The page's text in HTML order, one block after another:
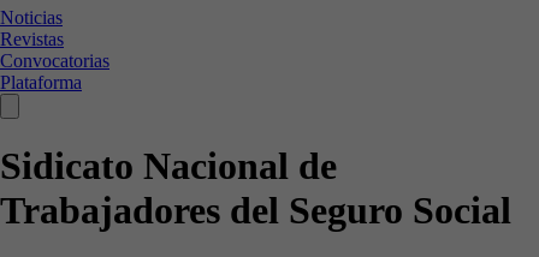
Noticias
Revistas
Convocatorias
Plataforma
Sidicato Nacional de
Trabajadores del Seguro Social